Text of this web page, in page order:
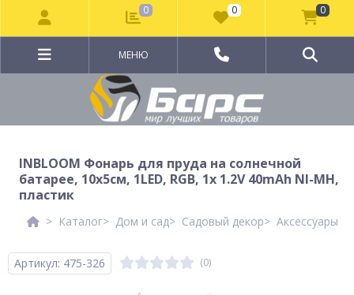
МЕНЮ
INBLOOM Фонарь для пруда на солнечной
батарее, 10х5см, 1LED, RGB, 1x 1.2V 40mAh NI-MH,
пластик
Каталог Дом и сад Садовый декор Аксессуары
Артикул: 475-326 (0)
0 0 0